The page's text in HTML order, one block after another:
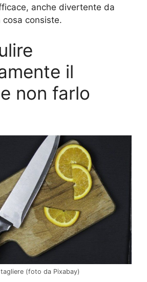
anche divertente da
consiste.
il
non farlo
(foto da Pixabay)